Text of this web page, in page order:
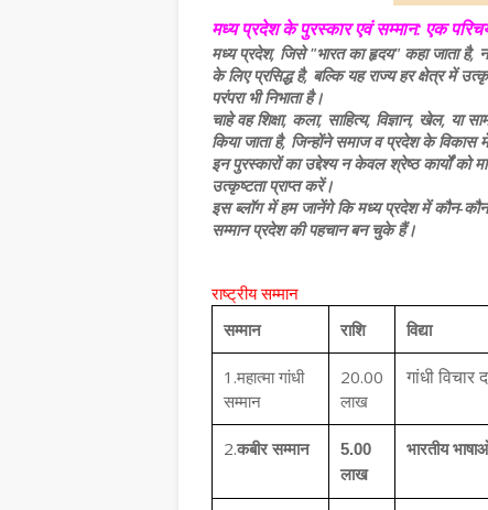
मध्य प्रदेश के पुरस्कार एवं सम्मान: एक
मध्य प्रदेश, जिसे "भारत का हृदय" कहा जाता है,
के लिए प्रसिद्ध है, बल्कि यह राज्य हर क्षेत्र में
परंपरा भी निभाता है।
चाहे वह शिक्षा, कला, साहित्य, विज्ञान, खेल, या
किया जाता है, जिन्होंने समाज व प्रदेश के विकास में
इन पुरस्कारों का उद्देश्य न केवल श्रेष्ठ कार्यों को
उत्कृष्टता प्राप्त करें।
इस ब्लॉग में हम जानेंगे कि मध्य प्रदेश में कौन-
सम्मान प्रदेश की पहचान बन चुके हैं।
राष्ट्रीय सम्मान
सम्मान
राशि विद्या
1.महात्मा गांधी
सम्मान
20.00
लाख
गांधी विचार
2.कबीर सम्मान
5.00
लाख
भारतीय